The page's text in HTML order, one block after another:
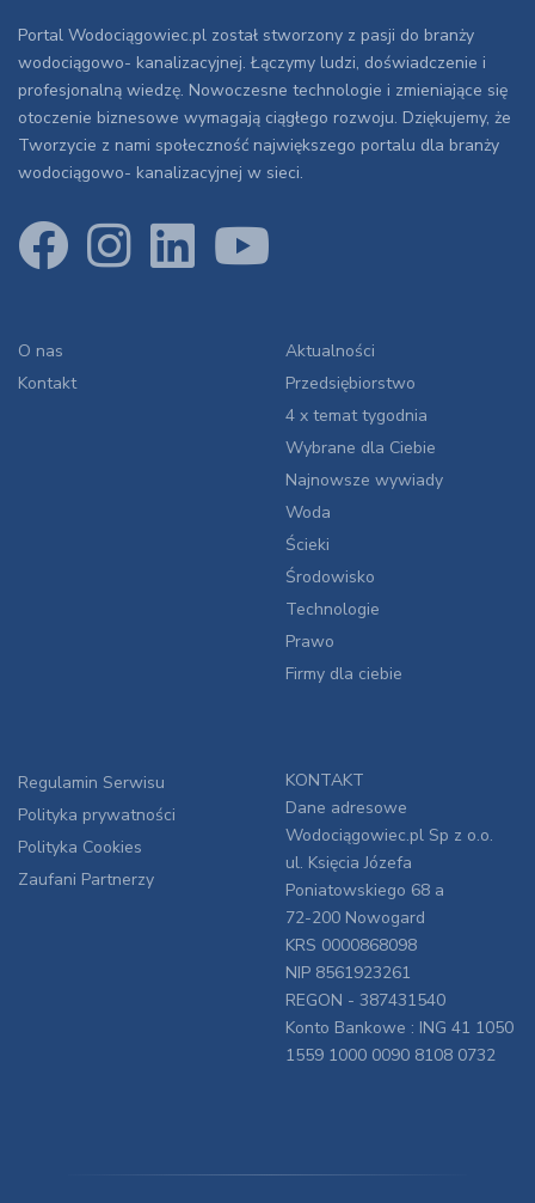
Portal Wodociągowiec.pl został stworzony z pasji do branży
wodociągowo- kanalizacyjnej. Łączymy ludzi, doświadczenie i
profesjonalną wiedzę. Nowoczesne technologie i zmieniające się
otoczenie biznesowe wymagają ciągłego rozwoju. Dziękujemy, że
Tworzycie z nami społeczność największego portalu dla branży
wodociągowo- kanalizacyjnej w sieci.
O nas
Kontakt
Aktualności
Przedsiębiorstwo
4 x temat tygodnia
Wybrane dla Ciebie
Najnowsze wywiady
Woda
Ścieki
Środowisko
Technologie
Prawo
Firmy dla ciebie
Regulamin Serwisu
Polityka prywatności
Polityka Cookies
Zaufani Partnerzy
KONTAKT
Dane adresowe
Wodociągowiec.pl Sp z o.o.
ul. Księcia Józefa
Poniatowskiego 68 a
72-200 Nowogard
KRS 0000868098
NIP 8561923261
REGON - 387431540
Konto Bankowe : ING 41 1050
1559 1000 0090 8108 0732